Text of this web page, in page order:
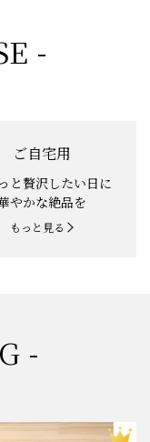
-
ご自宅用
と贅沢したい日に
やかな絶品を
もっと見る
-